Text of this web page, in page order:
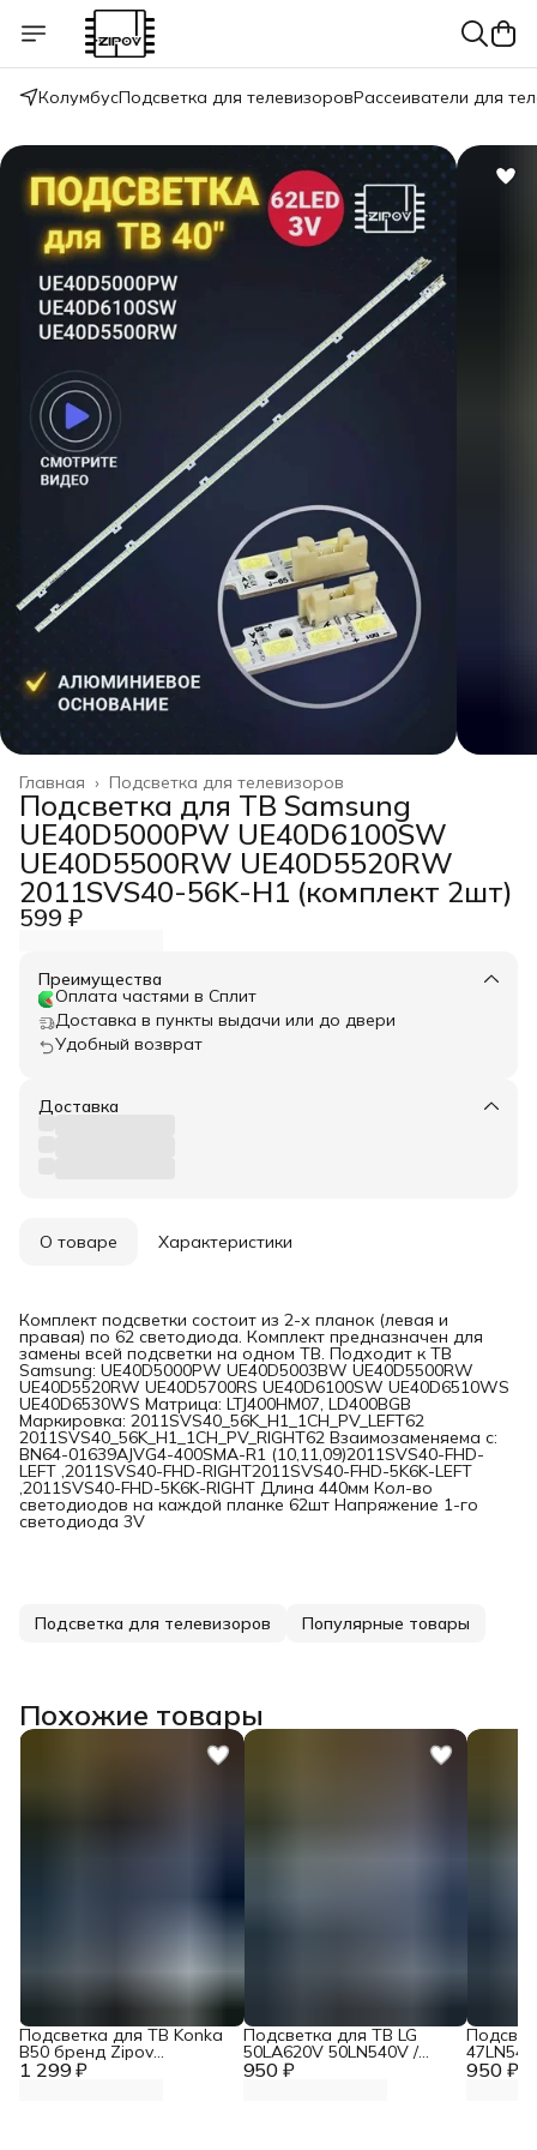
КолумбусПодсветка для телевизоровРассеиватели для
Подсветка для телевизоров
Главная ›
Подсветка для ТВ Samsung
UE40D5000PW UE40D6100SW
UE40D5500RW UE40D5520RW
2011SVS40-56K-H1 (комплект 2шт)
599 ₽
Преимущества
Оплата частями в Сплит
Доставка в пункты выдачи или до двери
Удобный возврат
Доставка
О товаре Характеристики
Комплект подсветки состоит из 2-х планок (левая и
правая) по 62 светодиода. Комплект предназначен для
замены всей подсветки на одном ТВ. Подходит к ТВ
Samsung: UE40D5000PW UE40D5003BW UE40D5500RW
UE40D5520RW UE40D5700RS UE40D6100SW UE40D6510WS
UE40D6530WS Матрица: LTJ400HM07, LD400BGB
Маркировка: 2011SVS40_56K_H1_1CH_PV_LEFT62
2011SVS40_56K_H1_1CH_PV_RIGHT62 Взаимозаменяема с:
BN64-01639AJVG4-400SMA-R1 (10,11,09)2011SVS40-FHD-
LEFT ,2011SVS40-FHD-RIGHT2011SVS40-FHD-5K6K-LEFT
,2011SVS40-FHD-5K6K-RIGHT Длина 440мм Кол-во
светодиодов на каждой планке 62шт Напряжение 1-го
светодиода 3V
Подсветка для телевизоров Популярные товары
Похожие товары
1 299 ₽
Подсветка для ТВ Konka
B50 бренд Zipov
(комплект) 950 ₽
Подсветка для ТВ LG
50LA620V 50LN540V /
TOSHIBA 50L4353RK / 950 ₽